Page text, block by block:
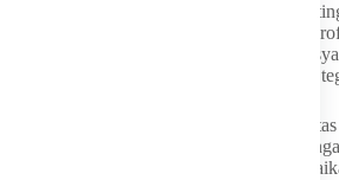
“Disitu kita melihat peran yang sangat
Jurnalisme harus dimaknai dengan istilah
mampu memberikan kecerdaskan bagi
memberikan harapan kepada masyarakat,”
Bupati Garut juga mengucapkan selamat
Tahun ke-13 Harian Garut News serta
kontribusi media tersebut dalam